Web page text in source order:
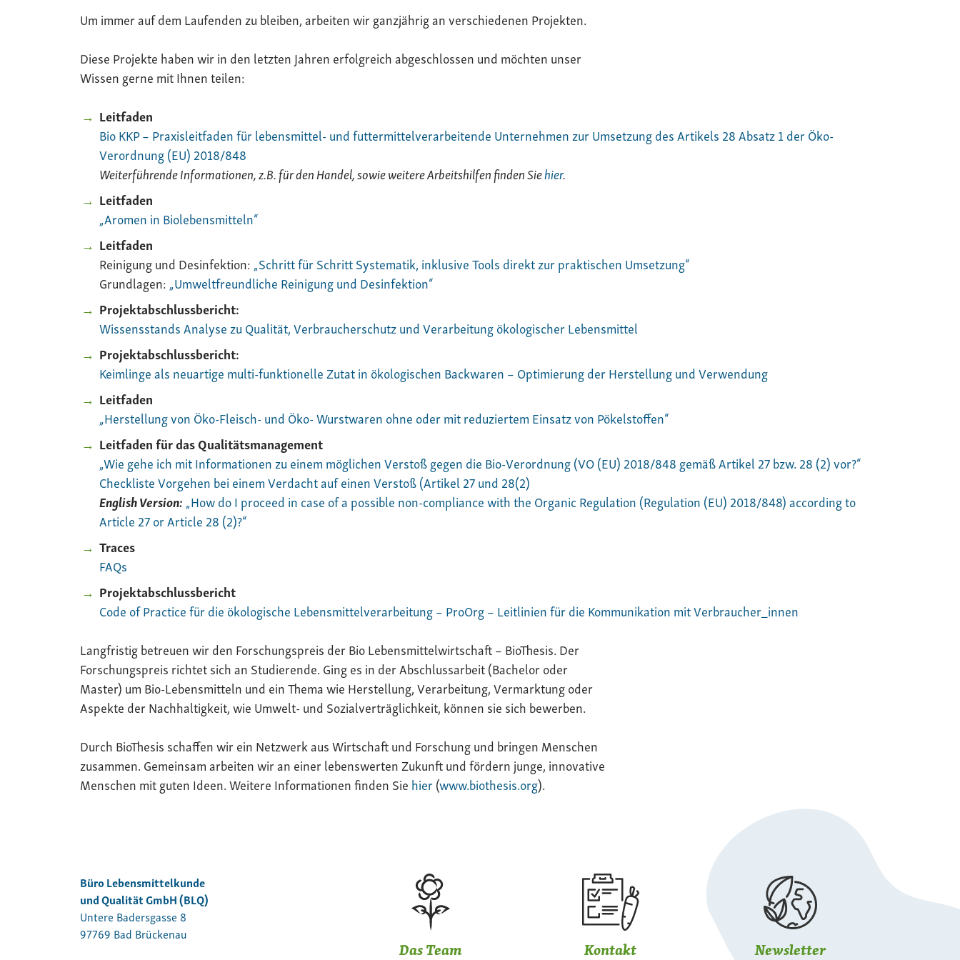
Um immer auf dem Laufenden zu bleiben, arbeiten wir ganzjährig an verschiedenen Projekten.
Diese Projekte haben wir in den letzten Jahren erfolgreich abgeschlossen und möchten unser
Wissen gerne mit Ihnen teilen:
Leitfaden
Bio KKP – Praxisleitfaden für lebensmittel- und futtermittelverarbeitende Unternehmen zur Umsetzung des Artikels 28 Absatz 1 der Öko-
Verordnung (EU) 2018/848
Weiterführende Informationen, z.B. für den Handel, sowie weitere Arbeitshilfen finden Siehier.
Leitfaden
„Aromen in Biolebensmitteln“
Leitfaden
Reinigung und Desinfektion: „Schritt für Schritt Systematik, inklusive Tools direkt zur praktischen Umsetzung“
Grundlagen: „Umweltfreundliche Reinigung und Desinfektion“
Projektabschlussbericht:
Wissensstands Analyse zu Qualität, Verbraucherschutz und Verarbeitung ökologischer Lebensmittel
Projektabschlussbericht:
Keimlinge als neuartige multi-funktionelle Zutat in ökologischen Backwaren – Optimierung der Herstellung und Verwendung
Leitfaden
„Herstellung von Öko-Fleisch- und Öko- Wurstwaren ohne oder mit reduziertem Einsatz von Pökelstoffen“
Leitfaden für das Qualitätsmanagement
„Wie gehe ich mit Informationen zu einem möglichen Verstoß gegen die Bio-Verordnung (VO (EU) 2018/848 gemäß Artikel 27 bzw. 28 (2) vor?“
Checkliste Vorgehen bei einem Verdacht auf einen Verstoß (Artikel 27 und 28(2)
English Version: „How do I proceed in case of a possible non-compliance with the Organic Regulation (Regulation (EU) 2018/848) according to
Article 27 or Article 28 (2)?“
Traces
FAQs
Projektabschlussbericht
Code of Practice für die ökologische Lebensmittelverarbeitung – ProOrg – Leitlinien für die Kommunikation mit Verbraucher_innen
Langfristig betreuen wir den Forschungspreis der Bio Lebensmittelwirtschaft – BioThesis. Der
Forschungspreis richtet sich an Studierende. Ging es in der Abschlussarbeit (Bachelor oder
Master) um Bio-Lebensmitteln und ein Thema wie Herstellung, Verarbeitung, Vermarktung oder
Aspekte der Nachhaltigkeit, wie Umwelt- und Sozialverträglichkeit, können sie sich bewerben.
Durch BioThesis schaffen wir ein Netzwerk aus Wirtschaft und Forschung und bringen Menschen
zusammen. Gemeinsam arbeiten wir an einer lebenswerten Zukunft und fördern junge, innovative
Menschen mit guten Ideen. Weitere Informationen finden Sie hier(www.biothesis.org).
Büro Lebensmittelkunde
und Qualität GmbH (BLQ)
Untere Badersgasse 8
97769 Bad Brückenau
Das Team Kontakt Newsletter